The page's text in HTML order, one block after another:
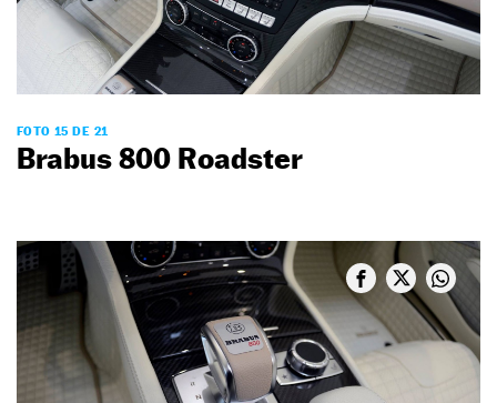
FOTO 15 DE 21
Brabus 800 Roadster